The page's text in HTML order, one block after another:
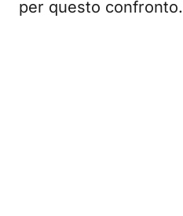
per questo confronto.